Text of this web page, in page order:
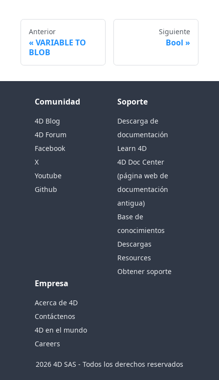
Anterior
VARIABLE TO
BLOB
Siguiente
Bool
Comunidad
4D Blog
4D Forum
Facebook
X
Youtube
Github
Soporte
Descarga de
documentación
Learn 4D
4D Doc Center
(página web de
documentación
antigua)
Base de
conocimientos
Descargas
Resources
Obtener soporte
Empresa
Acerca de 4D
Contáctenos
4D en el mundo
Careers
2026 4D SAS - Todos los derechos reservados